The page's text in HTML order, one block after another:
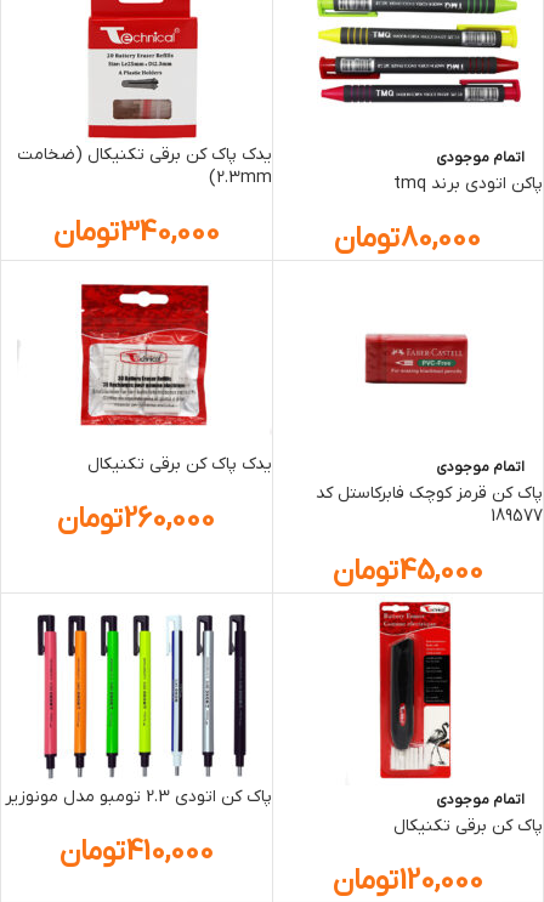
اتمام موجودی
پاکن اتودی برند tmq
80,000تومان
یدک پاک کن برقی تکنیکال (ضخامت
2.3mm)
340,000تومان
اتمام موجودی
پاک کن قرمز کوچک فابرکاستل کد
189577
45,000تومان
يدک پاک کن برقي تکنيکال
260,000تومان
اتمام موجودی
پاک کن برقي تکنيکال
120,000تومان
پاک کن اتودی 2.3 تومبو مدل مونوزیر
410,000تومان